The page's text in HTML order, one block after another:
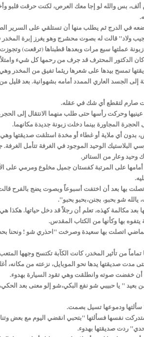
بس والله لو إجا معك العرص، لكنت حرقت قلبو
في الدرج ثم يطلب منها أن تستلقي على السرير
جيب ولاد" قالت له بصوت محشرج وهو يغرز إبرة المخدر
عملتها سبع مرات وبعدها قطبناها (ترقعت)
الدكتور المحترف قد جرف من رحمها كل شيء وامتلأ
تمسح بيدها على شعرها ريثما تفيق من المخدر
إلى الجسد العاري الممدد أمامه بشهوانية. بعد
صارم لتقطع أي شك في عقله.
وحركت رأسها حتى طلب منهما الانتقال إلى
المجاورة بينما دخلت زبونة جديدة مكانهما.
بدون أي ملاية أو غطاء أو مخدة استلقت صديقتها
الوحيد الموجود في الغرفة تتأمل
وحيد وعار من الستائر.
على المرتبة كفستان جميل مخلوع ومرمي على
بها بعد أن اختفت أسبوعاً وبصوت يضج بالفرح
يالله شو بحبو، بجنن،بحبو بحبو".
بعد مكالمة كهذه، تعلم أن رجلاً قد دخل حياتها.
بها وكأنها من الكتاب المقدس.
اتصلت بها سعيدة وصرخت "احذري شو ! ونحنا
من تأثير المخدر، كانت الكآبة تكتسح وجهها
مدت صديقتها يدها نحو الموبايل، نزعته من مكانه،
خفضت صوته وانطلقت وهي تقود السيارة بهدوء.
" يا حبيبي شو نفع البكي،شو إلو معنى بعد
ودموعها تسيل بصمت.
نفسها فسألتها "بتحبي انقضي اليوم مع بعض
ردت صديقتها بهدوء.